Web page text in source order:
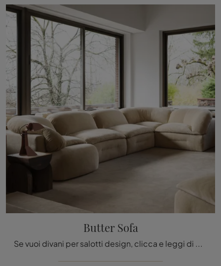
Butter Sofa
Se vuoi divani per salotti design, clicca e leggi di più sul modello Butter Sofa in tessuto del marchio Tacchini.